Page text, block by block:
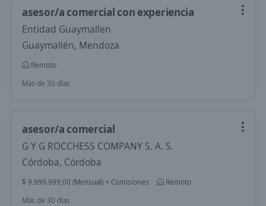
asesor/a comercial con experiencia
Entidad Guaymallen
Guaymallén, Mendoza
Remoto
Más de 30 días
asesor/a comercial
G Y G ROCCHESS COMPANY S. A. S.
Córdoba, Córdoba
$ 9.999.999,00 (Mensual) + Comisiones
Remoto
Más de 30 días